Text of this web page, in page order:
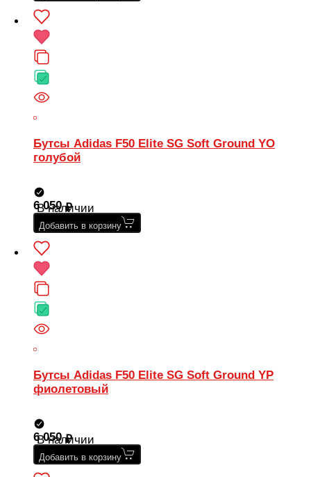
Бутсы Adidas F50 Elite SG Soft Ground YO
голубой
В наличии
6 050
Добавить в корзину
Бутсы Adidas F50 Elite SG Soft Ground YP
фиолетовый
В наличии
6 050
Добавить в корзину